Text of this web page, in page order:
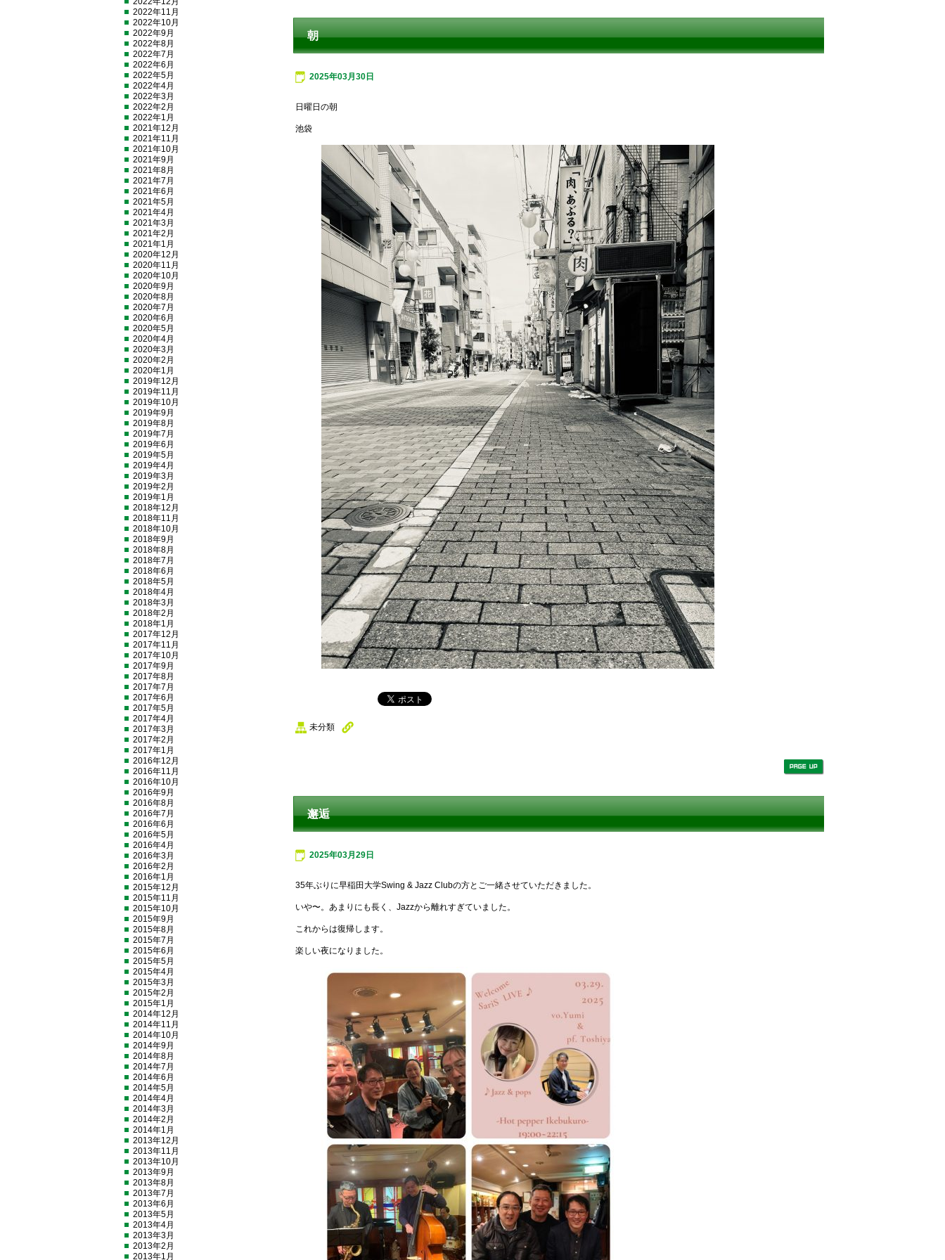
朝
2025年03月30日
日曜日の朝
池袋
未分類
邂逅
2025年03月29日
35年ぶりに早稲田大学Swing & Jazz Clubの方とご一緒させていただきました。
いや〜。あまりにも長く、Jazzから離れすぎていました。
これからは復帰します。
楽しい夜になりました。
2022年11月
2022年10月
2022年9月
2022年8月
2022年7月
2022年6月
2022年5月
2022年4月
2022年3月
2022年2月
2022年1月
2021年12月
2021年11月
2021年10月
2021年9月
2021年8月
2021年7月
2021年6月
2021年5月
2021年4月
2021年3月
2021年2月
2021年1月
2020年12月
2020年11月
2020年10月
2020年9月
2020年8月
2020年7月
2020年6月
2020年5月
2020年4月
2020年3月
2020年2月
2020年1月
2019年12月
2019年11月
2019年10月
2019年9月
2019年8月
2019年7月
2019年6月
2019年5月
2019年4月
2019年3月
2019年2月
2019年1月
2018年12月
2018年11月
2018年10月
2018年9月
2018年8月
2018年7月
2018年6月
2018年5月
2018年4月
2018年3月
2018年2月
2018年1月
2017年12月
2017年11月
2017年10月
2017年9月
2017年8月
2017年7月
2017年6月
2017年5月
2017年4月
2017年3月
2017年2月
2017年1月
2016年12月
2016年11月
2016年10月
2016年9月
2016年8月
2016年7月
2016年6月
2016年5月
2016年4月
2016年3月
2016年2月
2016年1月
2015年12月
2015年11月
2015年10月
2015年9月
2015年8月
2015年7月
2015年6月
2015年5月
2015年4月
2015年3月
2015年2月
2015年1月
2014年12月
2014年11月
2014年10月
2014年9月
2014年8月
2014年7月
2014年6月
2014年5月
2014年4月
2014年3月
2014年2月
2014年1月
2013年12月
2013年11月
2013年10月
2013年9月
2013年8月
2013年7月
2013年6月
2013年5月
2013年4月
2013年3月
2013年2月
2013年1月